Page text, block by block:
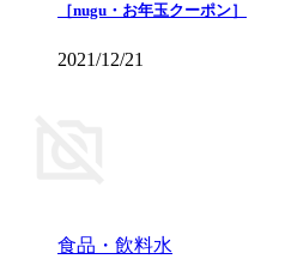
［nugu・お年玉クーポン］
2021/12/21
食品・飲料水